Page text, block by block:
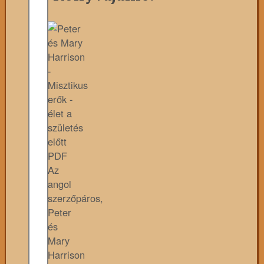
Az
angol
szerzőpáros,
Peter
és
Mary
Harrison